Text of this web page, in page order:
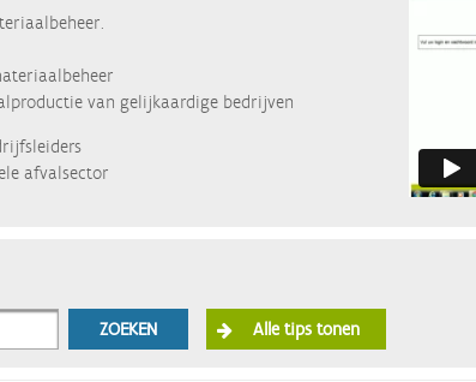
van gelijkaardige bedrijven
afvalsector
ZOEKEN Alle tips tonen